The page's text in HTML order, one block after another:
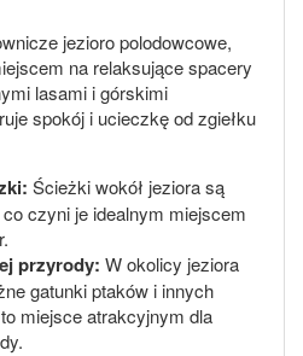
jezioro polodowcowe,
na relaksujące spacery
lasami i górskimi
spokój i ucieczkę od zgiełku
Ścieżki wokół jeziora są
czyni je idealnym miejscem
przyrody: W okolicy jeziora
gatunki ptaków i innych
miejsce atrakcyjnym dla